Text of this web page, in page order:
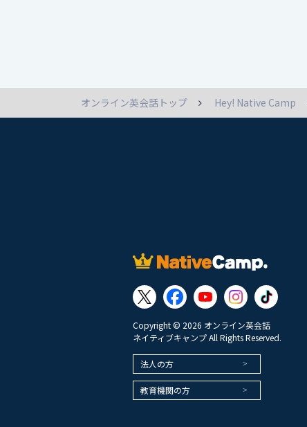
オンライン英会話トップ Hey! Native Camp
Copyright © 2026 オンライン英会話
ネイティブキャンプ All Rights Reserved.
法人の方
教育機関の方